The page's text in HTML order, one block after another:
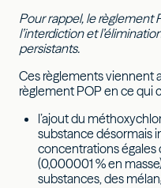
Pour rappel, le règlement
l’interdiction et
persistants.
Ces règlements viennent
règlement POP en ce qui
l’ajout du
substance désormais
concentrations égales
(0,000001 % en
substances, des